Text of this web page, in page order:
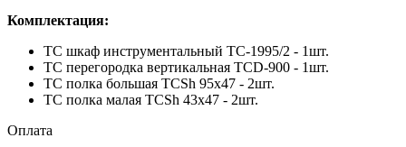
Комплектация:
TC шкаф инструментальный TC-1995/2 - 1шт.
TC перегородка вертикальная TCD-900 - 1шт.
TC полка большая TCSh 95х47 - 2шт.
TC полка малая TCSh 43х47 - 2шт.
Оплата